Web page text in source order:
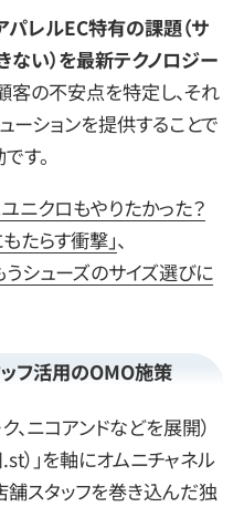
パレルEC特有の課題（サ
ない）を最新テクノロジー
客の不安点を特定し、それ
ーションを提供することで
す。
ニクロもやりたかった？
たらす衝撃」、
うシューズのサイズ選びに
フ活用のOMO施策
、ニコアンドなどを展開）
）」を軸にオムニチャネル
舗スタッフを巻き込んだ独